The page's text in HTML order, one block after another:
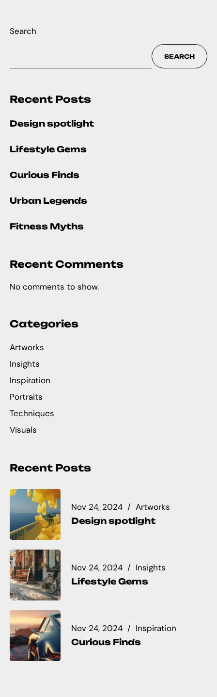
Search
SEARCH
Recent Posts
Design spotlight
Lifestyle Gems
Curious Finds
Urban Legends
Fitness Myths
Recent Comments
No comments to show.
Categories
Artworks
Insights
Inspiration
Portraits
Techniques
Visuals
Recent Posts
Nov 24, 2024 Artworks
Design spotlight
Nov 24, 2024 Insights
Lifestyle Gems
Nov 24, 2024 Inspiration
Curious Finds